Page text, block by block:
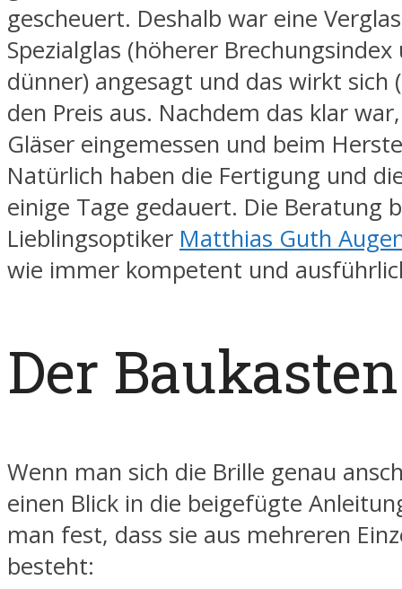
gescheuert. Deshalb war eine
Spezialglas (höherer
dünner) angesagt und das wirkt sich
den Preis aus. Nachdem das klar
Gläser eingemessen und beim
Natürlich haben die Fertigung und
einige Tage gedauert. Die Beratung
Lieblingsoptiker Matthias Guth
wie immer kompetent und
Der Baukasten
Wenn man sich die Brille genau
einen Blick in die beigefügte
man fest, dass sie aus mehreren
besteht: